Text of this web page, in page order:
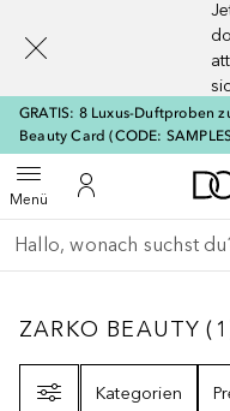
GRATIS: 8 Luxus-Duftproben
Beauty Card (CODE:
MenüMenü öffnenZu Meinem
Gehe zurück
Suche ausführen
ZARKO BEAUTY
ZARKO BEAUTY ( 1
Kategorien